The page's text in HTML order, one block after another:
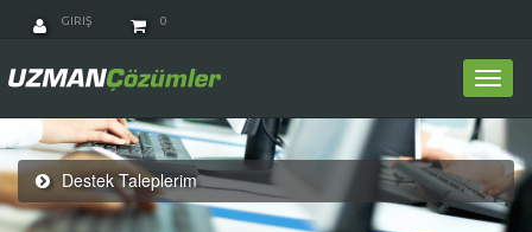
GIRIŞ 0
Destek Taleplerim